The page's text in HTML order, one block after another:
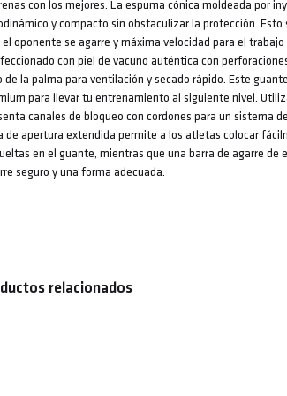
con los mejores. La espuma cónica moldeada por
y compacto sin obstaculizar la protección. Esto
el oponente se agarre y máxima velocidad para el trabajo
con piel de vacuno auténtica con
de la palma para ventilación y secado rápido. Este
para llevar tu entrenamiento al siguiente nivel.
canales de bloqueo con cordones para un sistema
de apertura extendida permite a los atletas colocar
en el guante, mientras que una barra de agarre de
seguro y una forma adecuada.
relacionados